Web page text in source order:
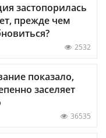
застопорилась
прежде чем
2532
показало,
заселяет
36535